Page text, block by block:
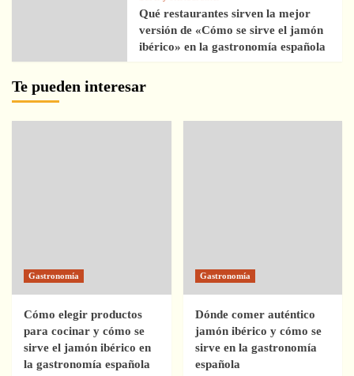
Qué restaurantes sirven la mejor
versión de «Cómo se sirve el jamón
ibérico» en la gastronomía española
Te pueden interesar
Gastronomía
Cómo elegir productos
para cocinar y cómo se
sirve el jamón ibérico en
la gastronomía española
Gastronomía
Dónde comer auténtico
jamón ibérico y cómo se
sirve en la gastronomía
española